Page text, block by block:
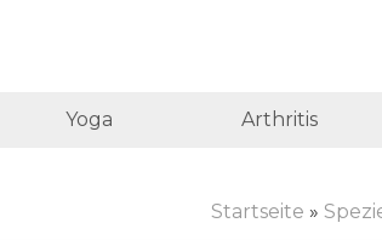
Yoga Arthritis
Startseite »